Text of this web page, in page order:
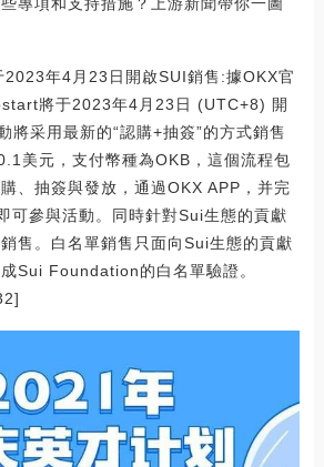
年4月23日開啟SUI銷售:據OKX官
將于2023年4月23日 (UTC+8) 開
將采用最新的“認購+抽簽”的方式銷售
美元，支付幣種為OKB，這個流程包
、抽簽與發放，通過OKX APP，并完
可參與活動。同時針對Sui生態的貢獻
售。白名單銷售只面向Sui生態的貢獻
Sui Foundation的白名單驗證。